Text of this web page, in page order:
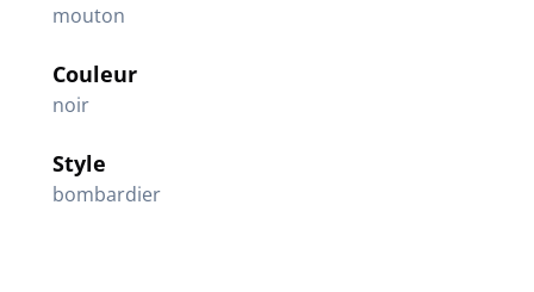
mouton
Couleur
noir
Style
bombardier